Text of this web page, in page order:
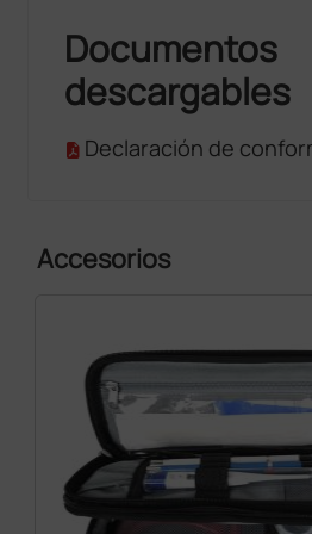
Enfermería
Unidad de urgencias
Medicina de cabecera
Pediatría
Documentos
descargables
Declaración de
Accesorios